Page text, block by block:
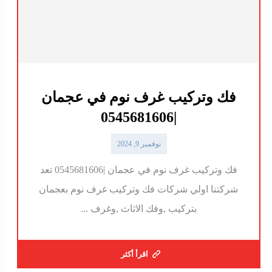
فك وتركيب غرف نوم في عجمان
|0545681606
نوفمبر 9, 2024
فك وتركيب غرف نوم في عجمان |0545681606 تعد
شركتنا اولي شركات فك وتركيب غرف نوم بعجمان
بتركيب ,وفك الاثاث ,وغرف ...
اقرأ أكثر